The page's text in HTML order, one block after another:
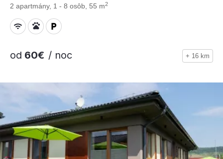
2 apartmány, 1 - 8 osôb, 55 m2
od 60€ / noc + 16 km